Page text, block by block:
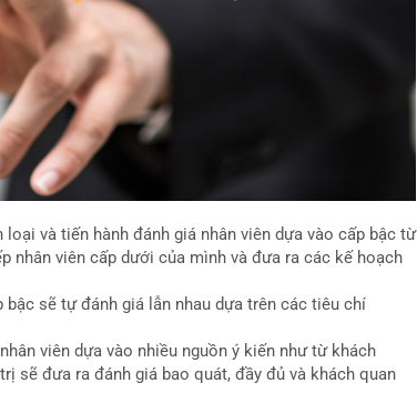
và tiến hành đánh giá nhân viên dựa vào cấp bậc từ
nhân viên cấp dưới của mình và đưa ra các kế hoạch
sẽ tự đánh giá lẫn nhau dựa trên các tiêu chí
viên dựa vào nhiều nguồn ý kiến như từ khách
sẽ đưa ra đánh giá bao quát, đầy đủ và khách quan